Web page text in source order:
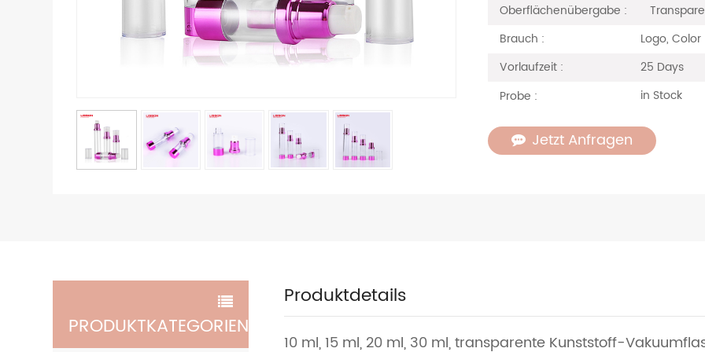
Oberflächenübergabe :
Brauch :
Logo, Color
Vorlaufzeit :
25 Days
Probe :
in Stock
Jetzt Anfragen
Produktdetails
10 ml, 15 ml, 20 ml, 30 ml, transparente Kunststoff-
PRODUKTKATEGORIEN